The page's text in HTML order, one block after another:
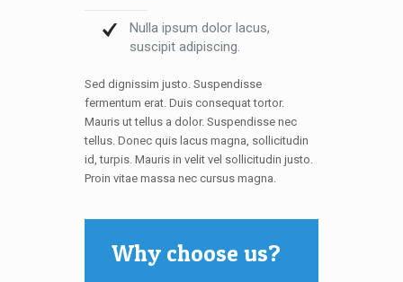
Nulla ipsum dolor lacus,
suscipit adipiscing.
Sed dignissim justo. Suspendisse
fermentum erat. Duis consequat tortor.
Mauris ut tellus a dolor. Suspendisse nec
tellus. Donec quis lacus magna, sollicitudin
id, turpis. Mauris in velit vel sollicitudin justo.
Proin vitae massa nec cursus magna.
Why choose us?